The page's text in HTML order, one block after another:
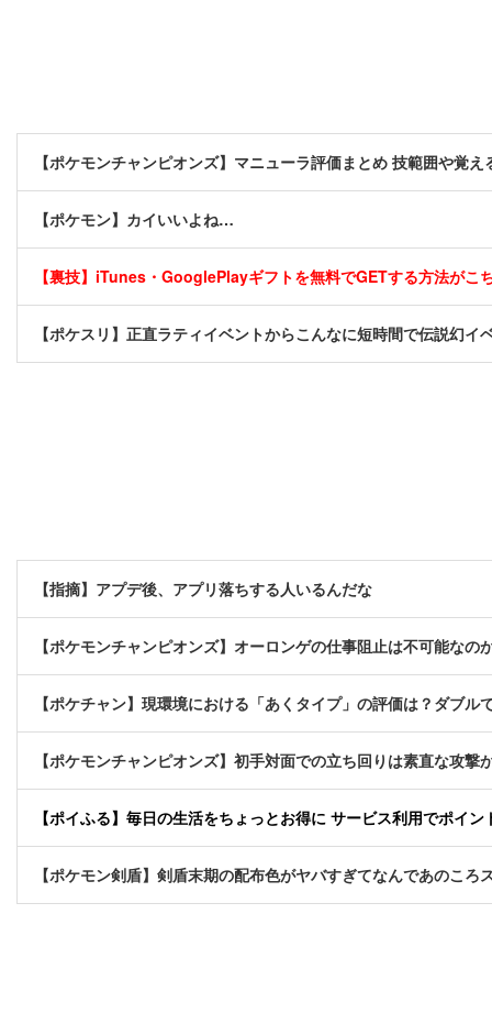
【ポケモンチャンピオンズ】マニューラ評価まとめ 技範囲や覚
【ポケモン】カイいいよね…
【裏技】iTunes・GooglePlayギフトを無料でGETする方法が
【ポケスリ】正直ラティイベントからこんなに短時間で伝説幻
【指摘】アプデ後、アプリ落ちする人いるんだな
【ポケモンチャンピオンズ】オーロンゲの仕事阻止は不可能な
【ポケチャン】現環境における「あくタイプ」の評価は？ダブ
【ポケモンチャンピオンズ】初手対面での立ち回りは素直な攻
【ポイふる】毎日の生活をちょっとお得に サービス利用でポイ
【ポケモン剣盾】剣盾末期の配布色がヤバすぎてなんであのころ